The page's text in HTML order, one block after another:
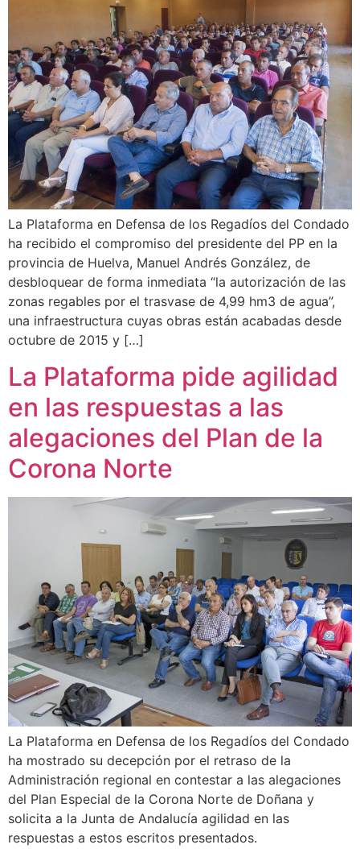
La Plataforma en Defensa de los Regadíos del Condado
ha recibido el compromiso del presidente del PP en la
provincia de Huelva, Manuel Andrés González, de
desbloquear de forma inmediata “la autorización de las
zonas regables por el trasvase de 4,99 hm3 de agua”,
una infraestructura cuyas obras están acabadas desde
octubre de 2015 y […]
La Plataforma pide agilidad
en las respuestas a las
alegaciones del Plan de la
Corona Norte
La Plataforma en Defensa de los Regadíos del Condado
ha mostrado su decepción por el retraso de la
Administración regional en contestar a las alegaciones
del Plan Especial de la Corona Norte de Doñana y
solicita a la Junta de Andalucía agilidad en las
respuestas a estos escritos presentados.